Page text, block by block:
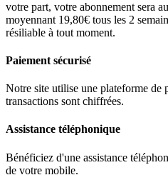
votre part, votre abonnement sera
moyennant 19,80€ tous les 2
résiliable à tout moment.
Paiement sécurisé
Notre site utilise une plateforme de
transactions sont chiffrées.
Assistance téléphonique
Bénéficiez d'une assistance
de votre mobile.